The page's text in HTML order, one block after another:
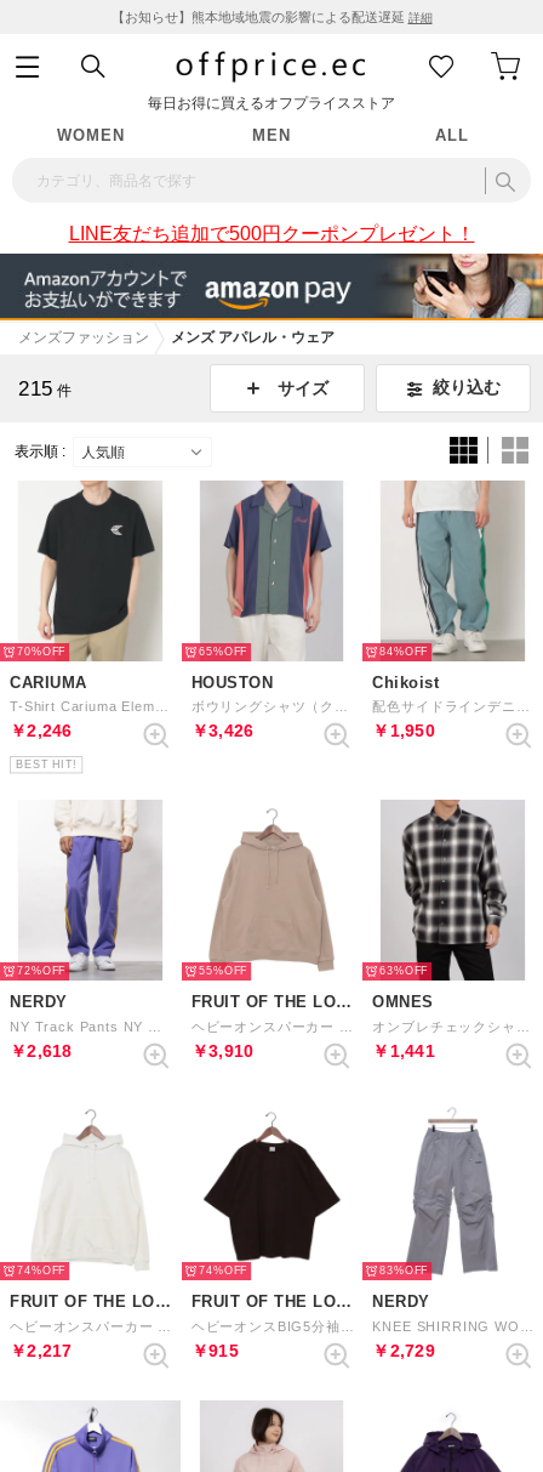
【お知らせ】熊本地域地震の影響による配送遅延 詳細
毎日お得に買えるオフプライスストア
WOMEN MEN ALL
LINE友だち追加で500円クーポンプレゼント！
メンズファッション メンズ アパレル・ウェア
215 件 サイズ 絞り込む
表示順 :
70%
CARIUMA
￥2,246
BEST HIT!
65%
HOUSTON
￥3,426
84%
Chikoist
￥1,950
72%
NERDY
￥2,618
55%
FRUIT OF THE LOOM
￥3,910
63%
OMNES
￥1,441
74%
FRUIT OF THE LOOM
￥2,217
74%
FRUIT OF THE LOOM
￥915
83%
NERDY
￥2,729